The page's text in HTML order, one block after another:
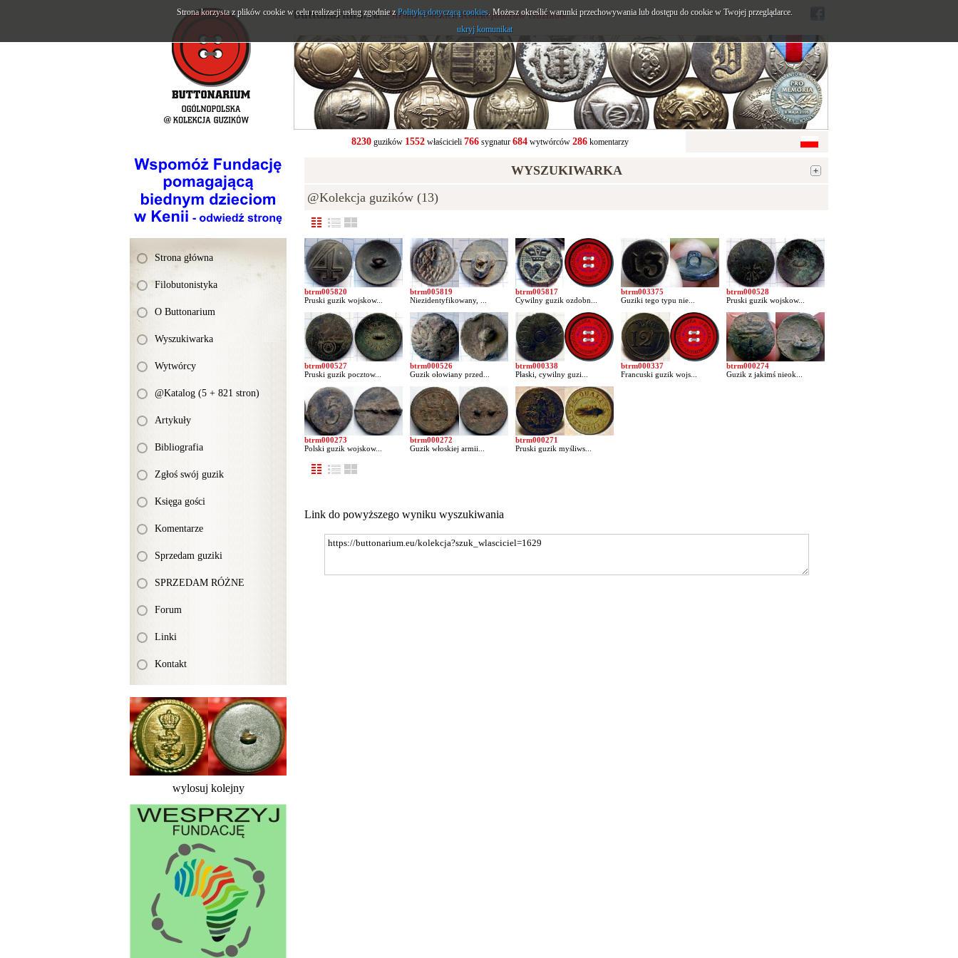
Strona główna
Filobutonistyka
O Buttonarium
Wyszukiwarka
Wytwórcy
@Katalog (5 + 821 stron)
Artykuły
Bibliografia
Zgłoś swój guzik
Księga gości
Komentarze
Sprzedam guziki
SPRZEDAM RÓŻNE
Forum
Linki
Kontakt
wylosuj kolejny
buttonarium.eu- Strona Polskich Kolekcjonerów Guzików
8230guzików 1552właścicieli 766sygnatur 684wytwórców 286komentarzy
WYSZUKIWARKA
@Kolekcja guzików (13)
btrm005820
Pruski guzik wojskow...
btrm005819
Niezidentyfikowany, ...
btrm005817
Cywilny guzik ozdobn...
btrm003375
Guziki tego typu nie...
btrm000528
Pruski guzik wojskow...
btrm000527
Pruski guzik pocztow...
btrm000526
Guzik ołowiany przed...
btrm000338
Płaski, cywilny guzi...
btrm000337
Francuski guzik wojs...
btrm000274
Guzik z jakimś nieok...
btrm000273
Polski guzik wojskow...
btrm000272
Guzik włoskiej armii...
btrm000271
Pruski guzik myśliws...
Link do powyższego wyniku wyszukiwania
Strona korzysta z plików cookie w celu realizacji usług zgodnie zPolityką dotyczącą cookies. Możesz określić warunki przechowywania lub dostępu do cookie w Twojej przeglądarce.
ukryj komunikat